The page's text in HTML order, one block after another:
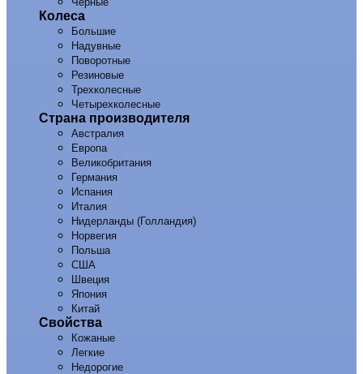
Колеса
Большие
Надувные
Поворотные
Резиновые
Трехколесные
Четырехколесные
Страна производителя
Австралия
Европа
Великобритания
Германия
Испания
Италия
Нидерланды (Голландия)
Норвегия
Польша
США
Швеция
Япония
Китай
Свойства
Кожаные
Легкие
Недорогие